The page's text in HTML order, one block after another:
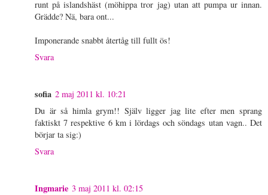
runt på islandshäst (möhippa tror jag) utan att pumpa ur innan.
Grädde? Nä, bara ont...
Imponerande snabbt återtåg till fullt ös!
Svara
sofia 2 maj 2011 kl. 10:21
Du är så himla grym!! Själv ligger jag lite efter men sprang
faktiskt 7 respektive 6 km i lördags och söndags utan vagn.. Det
börjar ta sig:)
Svara
Ingmarie 3 maj 2011 kl. 02:15